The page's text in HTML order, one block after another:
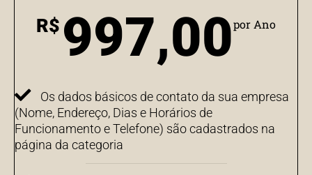
R$ 997,00por Ano
Os dados básicos de contato da sua empresa
(Nome, Endereço, Dias e Horários de
Funcionamento e Telefone) são cadastrados na
página da categoria